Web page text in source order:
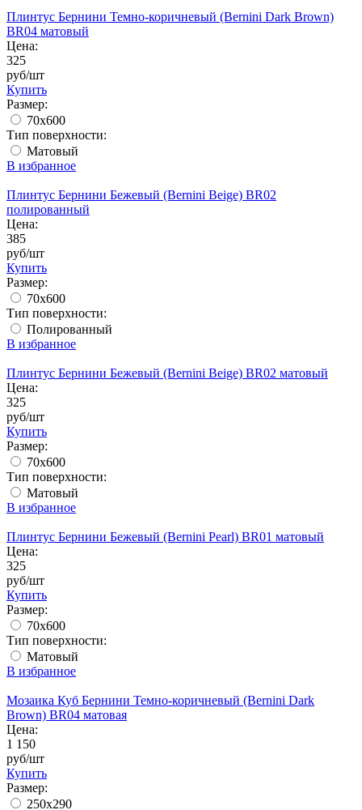
Плинтус Бернини Темно-коричневый (Bernini Dark Brown)
BR04 матовый
Цена:
325
руб/шт
Купить
Размер:
70x600
Тип поверхности:
Матовый
В избранное
Плинтус Бернини Бежевый (Bernini Beige) BR02
полированный
Цена:
385
руб/шт
Купить
Размер:
70x600
Тип поверхности:
Полированный
В избранное
Плинтус Бернини Бежевый (Bernini Beige) BR02 матовый
Цена:
325
руб/шт
Купить
Размер:
70x600
Тип поверхности:
Матовый
В избранное
Плинтус Бернини Бежевый (Bernini Pearl) BR01 матовый
Цена:
325
руб/шт
Купить
Размер:
70x600
Тип поверхности:
Матовый
В избранное
Мозаика Куб Бернини Темно-коричневый (Bernini Dark
Brown) BR04 матовая
Цена:
1 150
руб/шт
Купить
Размер:
250x290